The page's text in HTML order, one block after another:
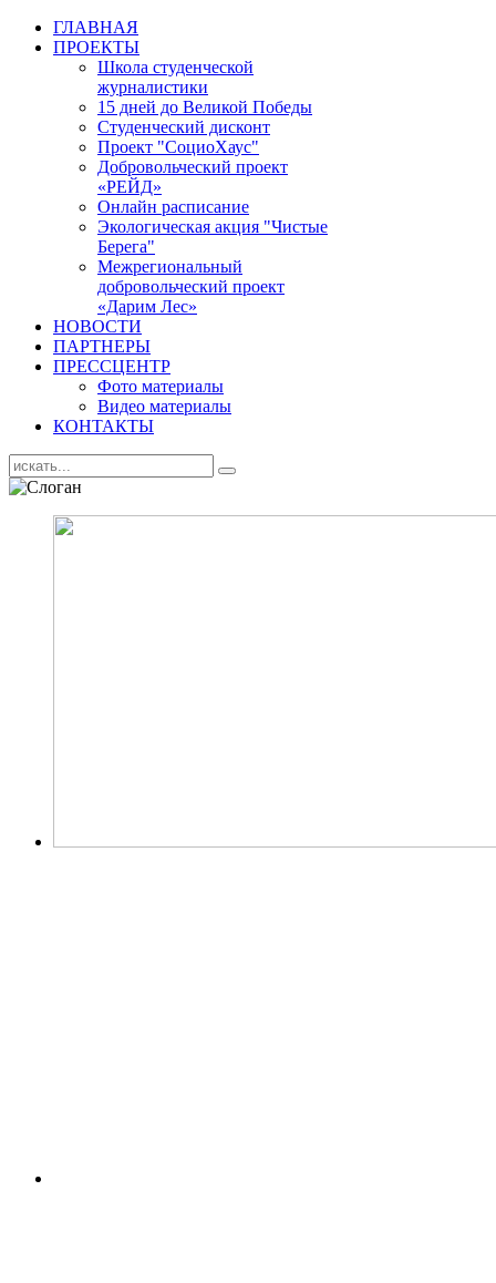
ГЛАВНАЯ
ПРОЕКТЫ
Школа студенческой
журналистики
15 дней до Великой Победы
Студенческий дисконт
Проект "СоциоХаус"
Добровольческий проект
«РЕЙД»
Онлайн расписание
Экологическая акция "Чистые
Берега"
Межрегиональный
добровольческий проект
«Дарим Лес»
НОВОСТИ
ПАРТНЕРЫ
ПРЕССЦЕНТР
Фото материалы
Видео материалы
КОНТАКТЫ